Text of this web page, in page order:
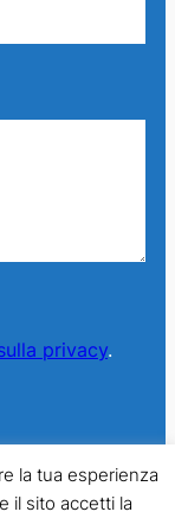
privacy.
Italia. All Rights
la tua esperienza
il sito accetti la